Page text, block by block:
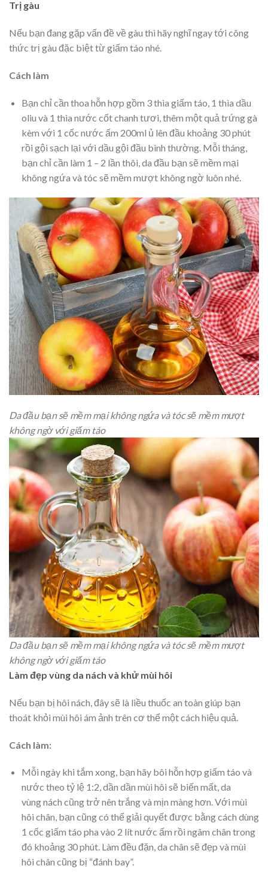
Trị gàu
Nếu bạn đang gặp vấn đề về gàu thì hãy nghĩ ngay tới công
thức trị gàu đặc biệt từ giấm táo nhé.
Cách làm
Bạn chỉ cần thoa hỗn hợp gồm 3 thìa giấm táo, 1 thìa dầu
oliu và 1 thìa nước cốt chanh tươi, thêm một quả trứng gà
kèm với 1 cốc nước ấm 200ml ủ lên đầu khoảng 30 phút
rồi gội sạch lại với dầu gội đầu bình thường. Mỗi tháng,
bạn chỉ cần làm 1 – 2 lần thôi, da đầu bạn sẽ mềm mại
không ngứa và tóc sẽ mềm mượt không ngờ luôn nhé.
Da đầu bạn sẽ mềm mại không ngứa và tóc sẽ mềm mượt
không ngờ với giấm táo
Da đầu bạn sẽ mềm mại không ngứa và tóc sẽ mềm mượt
không ngờ với giấm táo
Làm đẹp vùng da nách và khử mùi hôi
Nếu bạn bị hôi nách, đây sẽ là liều thuốc an toàn giúp bạn
thoát khỏi mùi hôi ám ảnh trên cơ thể một cách hiệu quả.
Cách làm:
Mỗi ngày khi tắm xong, bạn hãy bôi hỗn hợp giấm táo và
nước theo tỷ lệ 1:2, dần dần mùi hôi sẽ biến mất, da
vùng nách cũng trở nên trắng và mịn màng hơn. Với mùi
hôi chân, bạn cũng có thể giải quyết được bằng cách dùng
1 cốc giấm táo pha vào 2 lít nước ấm rồi ngâm chân trong
đó khoảng 30 phút. Làm đều đặn, da chân sẽ đẹp và mùi
hôi chân cũng bị “đánh bay”.